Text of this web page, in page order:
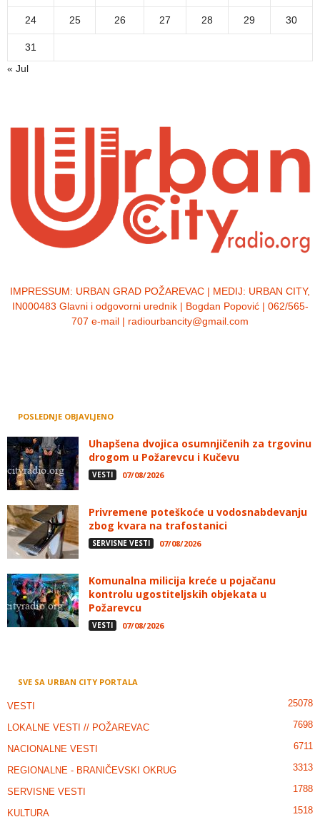
24 25 26 27 28 29 30
31
« Jul
IMPRESSUM: URBAN GRAD POŽAREVAC | MEDIJ: URBAN CITY,
IN000483 Glavni i odgovorni urednik | Bogdan Popović | 062/565-
707 e-mail | radiourbancity@gmail.com
POSLEDNJE OBJAVLJENO
Uhapšena dvojica osumnjičenih za trgovinu
drogom u Požarevcu i Kučevu
VESTI 07/08/2026
Privremene poteškoće u vodosnabdevanju
zbog kvara na trafostanici
SERVISNE VESTI 07/08/2026
Komunalna milicija kreće u pojačanu
kontrolu ugostiteljskih objekata u
Požarevcu
VESTI 07/08/2026
SVE SA URBAN CITY PORTALA
VESTI 25078
LOKALNE VESTI // POŽAREVAC 7698
NACIONALNE VESTI 6711
REGIONALNE - BRANIČEVSKI OKRUG 3313
SERVISNE VESTI 1788
KULTURA 1518